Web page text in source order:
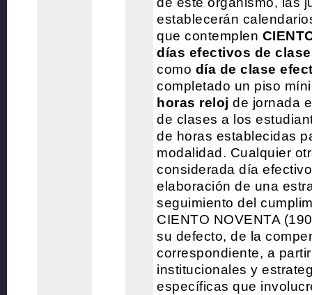
establecerán
que contemplen
días efectivos de
como día de clase
completado un piso
horas reloj de jornada
de clases a los
de horas establecidas
modalidad. Cualquier
considerada día
elaboración de una
seguimiento del
CIENTO NOVENTA
su defecto, de la
correspondiente, a
institucionales y
específicas que